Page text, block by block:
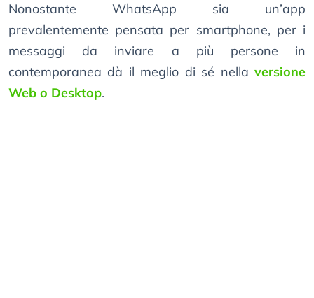
Nonostante WhatsApp sia un’app
prevalentemente pensata per smartphone, per i
messaggi da inviare a più persone in
contemporanea dà il meglio di sé nella versione
Web o Desktop.